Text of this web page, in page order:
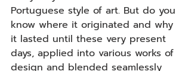
Portuguese style of art. But do you
know where it originated and why
it lasted until these very present
days, applied into various works of
design and blended seamlessly